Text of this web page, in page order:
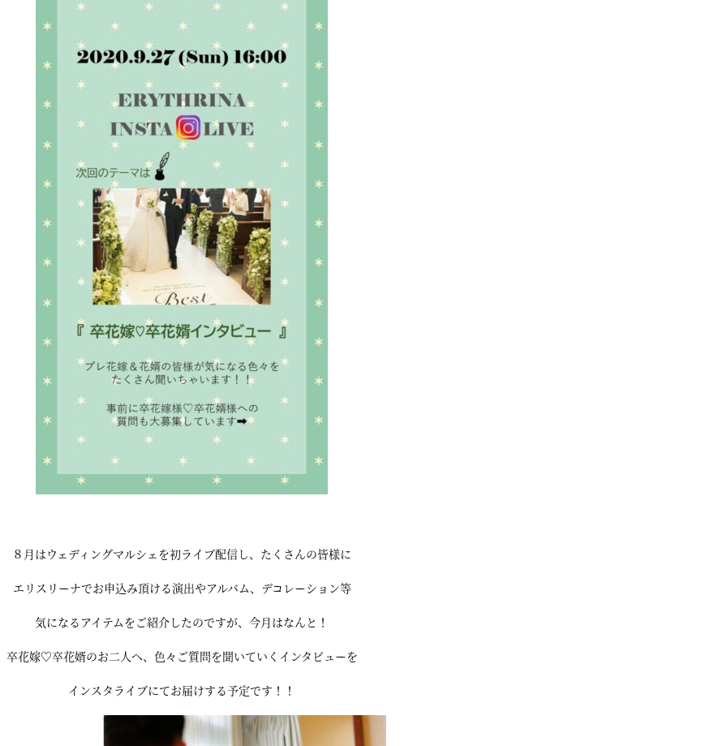
８月はウェディングマルシェを初ライブ配信し、たくさんの皆様に
エリスリーナでお申込み頂ける演出やアルバム、デコレーション等
気になるアイテムをご紹介したのですが、今月はなんと！
卒花嫁♡卒花婿のお二人へ、色々ご質問を聞いていくインタビューを
インスタライブにてお届けする予定です！！